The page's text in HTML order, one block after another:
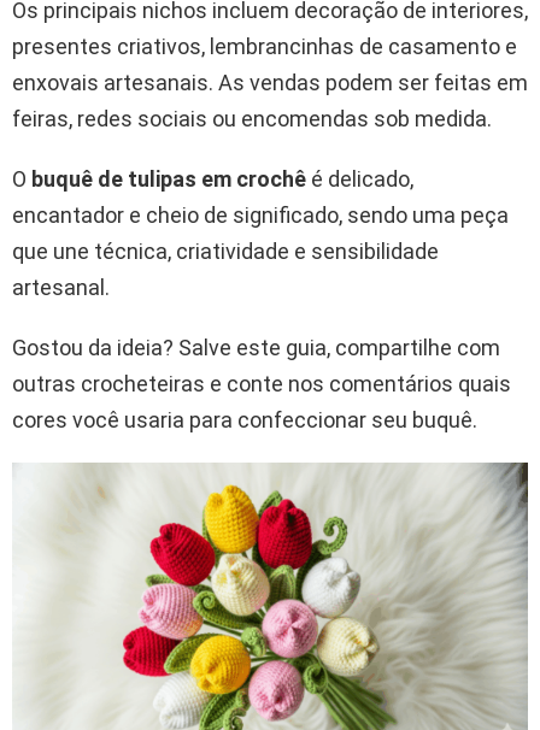
Os principais nichos incluem decoração de interiores,
presentes criativos, lembrancinhas de casamento e
enxovais artesanais. As vendas podem ser feitas em
feiras, redes sociais ou encomendas sob medida.
O buquê de tulipas em crochê é delicado,
encantador e cheio de significado, sendo uma peça
que une técnica, criatividade e sensibilidade
artesanal.
Gostou da ideia? Salve este guia, compartilhe com
outras crocheteiras e conte nos comentários quais
cores você usaria para confeccionar seu buquê.